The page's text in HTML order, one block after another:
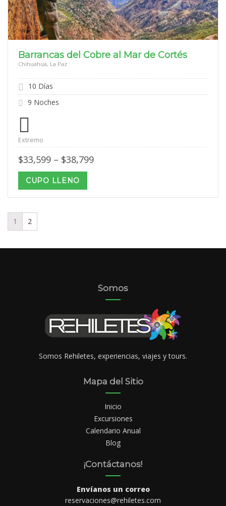
Barrancas del Cobre al Mar de Cortés
Chihuahua, La Paz
10 Días
9 Noches
Extremo
$33,599 – $38,799Price
$38,799
CUPO LLENO
1 2
Somos
Somos Rehiletes, experiencias, viajes y tours.
Mapa del Sitio
Inicio
Excursiones
Calendario Anual
Blog
¡Contáctanos!
Envíanos un correo
reservaciones@rehiletes.com